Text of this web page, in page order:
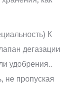
К
дегазации
удобрения..
не пропуская